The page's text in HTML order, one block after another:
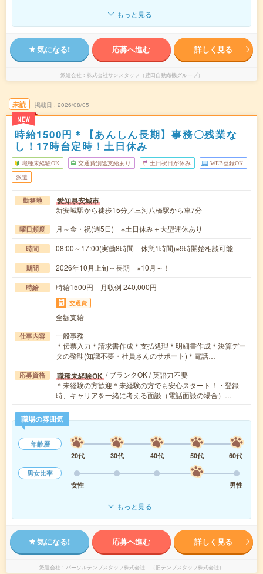
もっと見る
気になる! 応募へ進む 詳しく見る
派遣会社 株式会社サンスタッフ（豊田自動織機グループ）
未読
NEW
掲載日 2026/08/05
時給1500円＊【あんしん長期】事務〇残業な
し！17時台定時！土日休み
職種未経験OK 交通費別途支給あり 土日祝日が休み WEB登録OK
派遣
勤務地 愛知県安城市
新安城駅から徒歩15分／三河八橋駅から車7分
曜日頻度 月～金・祝(週5日) ※土日休み＋大型連休あり
時間 08:00～17:00(実働8時間 休憩1時間)※9時開始相談可能
期間 2026年10月上旬～長期 ※10月～！
時給 時給1500円 月収例 240,000円
交通費
全額支給
仕事内容
一般事務
＊伝票入力＊請求書作成＊支払処理＊明細書作成＊決算デー
タの整理(知識不要・社員さんのサポート)＊電話…
応募資格 職種未経験OK / ブランクOK / 英語力不要
＊未経験の方歓迎＊未経験の方でも安心スタート！・登録
時、キャリアを一緒に考える面談（電話面談の場合）…
職場の雰囲気
年齢層
20代
30代 40代 50代
60代
男女比率
女性
男性
もっと見る
気になる! 応募へ進む 詳しく見る
派遣会社 パーソルテンプスタッフ株式会社 （旧テンプスタッフ株式会社）